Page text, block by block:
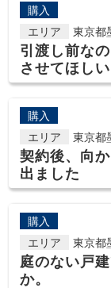
購入
エリア
東京都
引渡し前な
させてほし
購入
エリア
東京都
契約後、向
出ました
購入
エリア
東京都
庭のない戸
か。